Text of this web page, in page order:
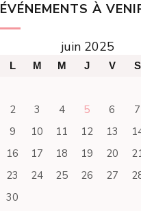
ÉVÉNEMENTS À
juin 2025
L M M J V S
2
3 4 5 6 7
9
10 11 12 13
16
17 18 19 20
23
24 25 26 27
30